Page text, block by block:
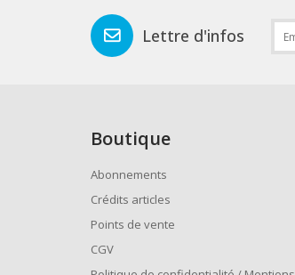
Lettre d'infos
Boutique
Abonnements
Crédits articles
Points de vente
CGV